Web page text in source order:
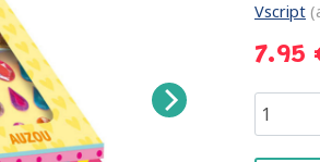
Vscript
7.95